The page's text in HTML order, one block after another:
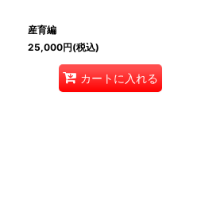
産育編
25,000円(税込)
カートに入れる